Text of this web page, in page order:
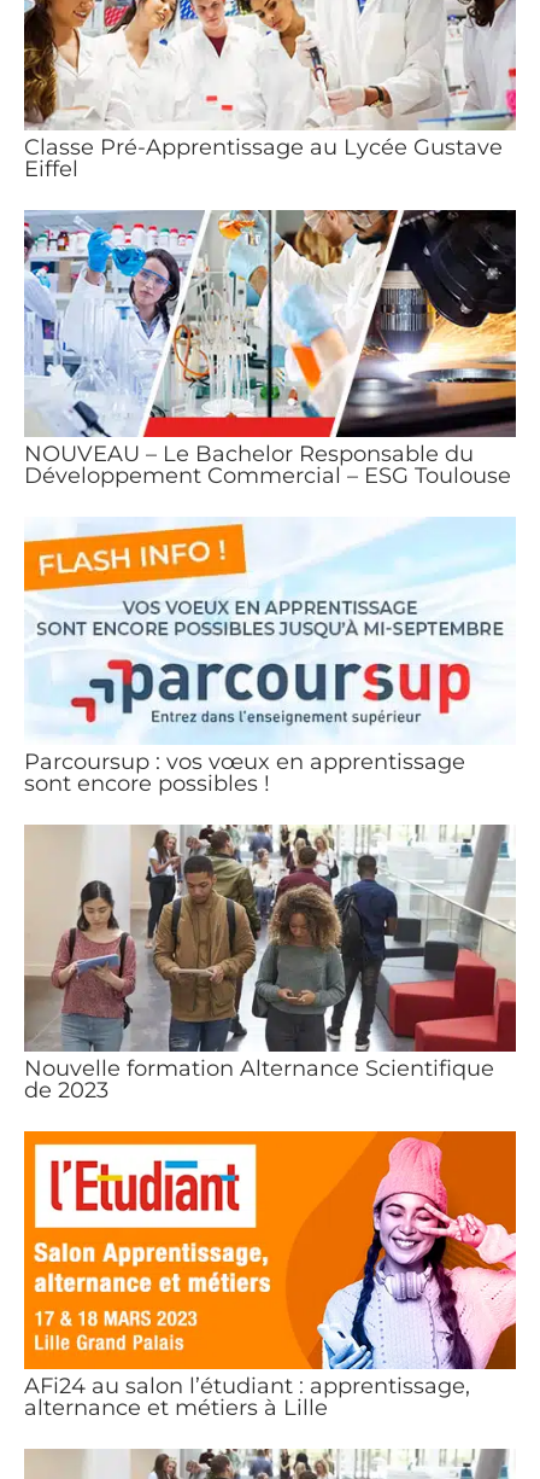
Classe Pré-Apprentissage au Lycée Gustave
Eiffel
NOUVEAU – Le Bachelor Responsable du
Développement Commercial – ESG Toulouse
Parcoursup : vos vœux en apprentissage
sont encore possibles !
Nouvelle formation Alternance Scientifique
de 2023
AFi24 au salon l’étudiant : apprentissage,
alternance et métiers à Lille